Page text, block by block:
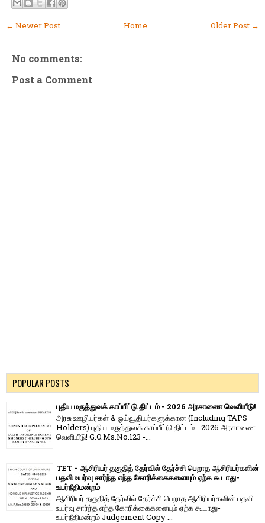
← Newer Post Older Post →
Home
No comments:
Post a Comment
POPULAR POSTS
புதிய மருத்துவக் காப்பீட்டு திட்டம் - 2026 அரசாணை வெளியீடு!
அரசு ஊழியர்கள் & ஓய்வூதியர்களுக்கான (Including TAPS
Holders) புதிய மருத்துவக் காப்பீட்டு திட்டம் - 2026 அரசாணை
வெளியீடு! G.O.Ms.No.123 -...
TET - ஆசிரியர் தகுதித் தேர்வில் தேர்ச்சி பெறாத ஆசிரியர்களின்
பதவி உயர்வு சார்ந்த எந்த கோரிக்கைகளையும் ஏற்க கூடாது-
உயர்நீதிமன்றம்
ஆசிரியர் தகுதித் தேர்வில் தேர்ச்சி பெறாத ஆசிரியர்களின் பதவி
உயர்வு சார்ந்த எந்த கோரிக்கைகளையும் ஏற்க கூடாது-
உயர்நீதிமன்றம் Judgement Copy ...